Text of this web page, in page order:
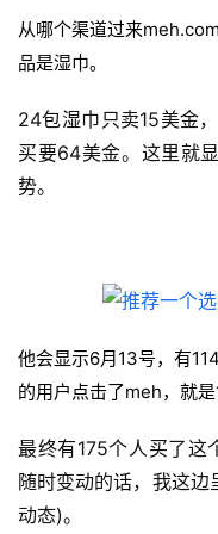
从哪个渠道过来
品是湿巾。
24包湿巾只卖15美金
买要64美金。这里就
势。
他会显示6月13号，有
的用户点击了meh，就
最终有175个人买了这
随时变动的话，我这
动态)。